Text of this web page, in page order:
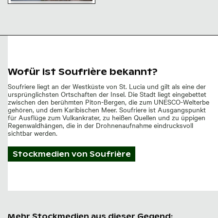
Wofür ist Soufrière bekannt?
Soufriere liegt an der Westküste von St. Lucia und gilt als eine der
ursprünglichsten Ortschaften der Insel. Die Stadt liegt eingebettet
zwischen den berühmten Piton-Bergen, die zum UNESCO-Welterbe
gehören, und dem Karibischen Meer. Soufriere ist Ausgangspunkt
für Ausflüge zum Vulkankrater, zu heißen Quellen und zu üppigen
Regenwaldhängen, die in der Drohnenaufnahme eindrucksvoll
sichtbar werden.
Stockmedien von Soufrière